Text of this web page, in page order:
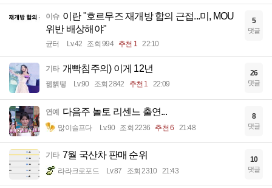
이슈 이란 "호르무즈 재개방 합의 근접...미, MOU
위반 배상해야"
균터 Lv.42 조회 994 추천 1 22:10
5
댓글
기타 개빡침주의) 이게 12년
꿻뻵뗗 Lv.90 조회 2842 추천 1 22:09
26
댓글
연예 다음주 놀토 리센느 출연...
많이슬프다 Lv.90 조회 2236 추천 6 21:48
8
댓글
기타 7월 국산차 판매 순위
라라크로포드 Lv.87 조회 2310 21:43
10
댓글